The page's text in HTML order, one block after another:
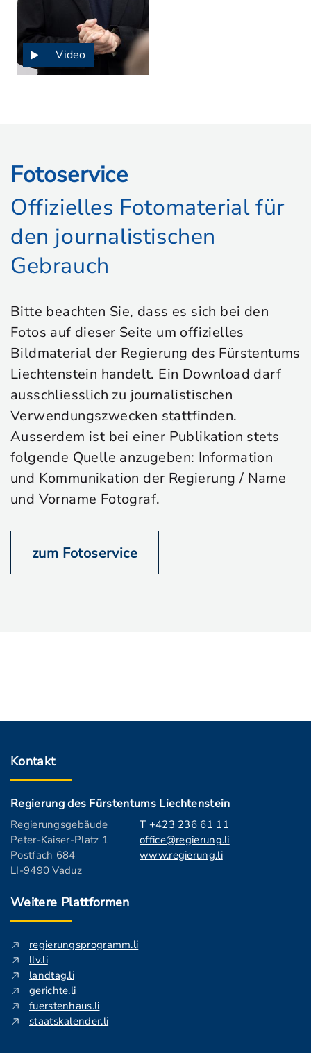
Video
Fotoservice
Offizielles Fotomaterial für
den journalistischen
Gebrauch
Bitte beachten Sie, dass es sich bei den
Fotos auf dieser Seite um offizielles
Bildmaterial der Regierung des Fürstentums
Liechtenstein handelt. Ein Download darf
ausschliesslich zu journalistischen
Verwendungszwecken stattfinden.
Ausserdem ist bei einer Publikation stets
folgende Quelle anzugeben: Information
und Kommunikation der Regierung / Name
und Vorname Fotograf.
zum Fotoservice
Kontakt
Regierung des Fürstentums Liechtenstein
Regierungsgebäude
Peter-Kaiser-Platz 1
Postfach 684
LI-9490 Vaduz
T +423 236 61 11
office@regierung.li
www.regierung.li
Weitere Plattformen
regierungsprogramm.li
llv.li
landtag.li
gerichte.li
fuerstenhaus.li
staatskalender.li